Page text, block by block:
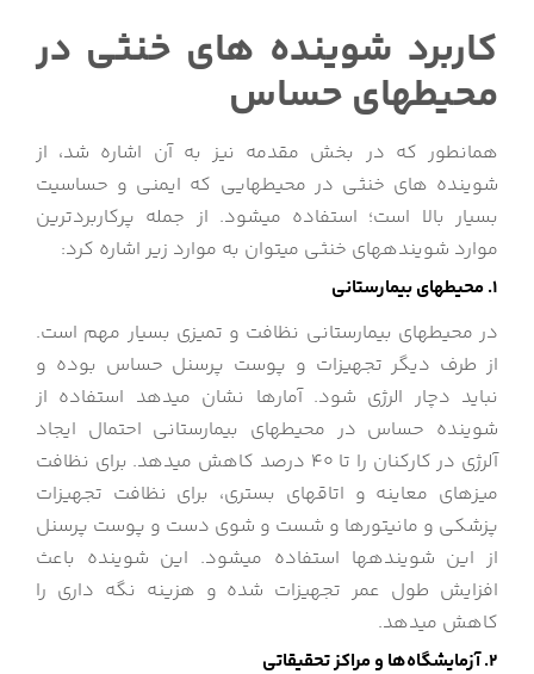
کاربرد شوینده های خنثی در
محیط‎های حساس
همانطور که در بخش مقدمه نیز به آن اشاره شد، از
شوینده ‏های خنثی در محیط‎هایی که ایمنی و حساسیت
بسیار بالا است؛ استفاده می‎شود. از جمله پرکاربردترین
موارد شوینده‎های خنثی می‎توان به موارد زیر اشاره کرد:
1. محیط‎های بیمارستانی
در محیط‎های بیمارستانی نظافت و تمیزی بسیار مهم است.
از طرف دیگر تجهیزات و پوست پرسنل حساس بوده و
نباید دچار الرژی شود. آمارها نشان می‎دهد استفاده از
شوینده حساس در محیط‎های بیمارستانی احتمال ایجاد
آلرژی در کارکنان را تا 40 درصد کاهش می‎دهد. برای نظافت
میزهای معاینه و اتاق‎های بستری، برای نظافت تجهیزات
پزشکی و مانیتورها و شست و شوی دست و پوست پرسنل
از این شوینده‎ها استفاده می‎شود. این شوینده باعث
افزایش طول عمر تجهیزات شده و هزینه نگه داری را
کاهش می‎دهد.
2. آزمایشگاه‌ها و مراکز تحقیقاتی